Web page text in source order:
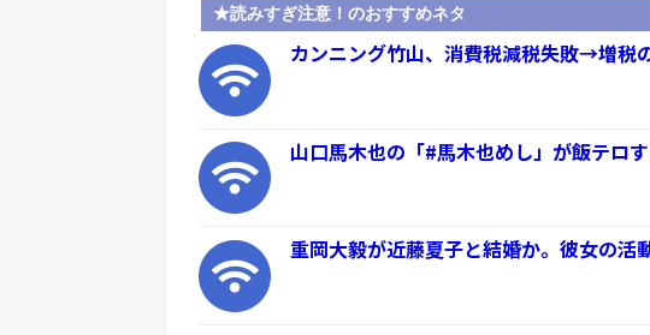
★読みすぎ注意！のおすすめネタ
カンニング竹山、消費税減税失敗→増税
山口馬木也の「#馬木也めし」が飯テロ
重岡大毅が近藤夏子と結婚か。彼女の活